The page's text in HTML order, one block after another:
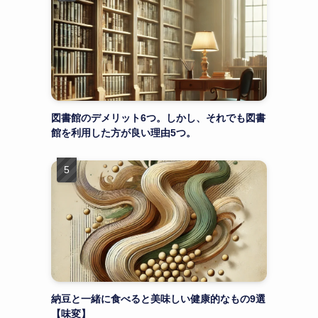
図書館のデメリット6つ。しかし、それでも図書
館を利用した方が良い理由5つ。
納豆と一緒に食べると美味しい健康的なもの9選
【味変】